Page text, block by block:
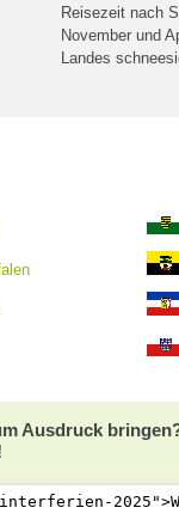
Reisezeit nach
November und
Landes
Ausdruck